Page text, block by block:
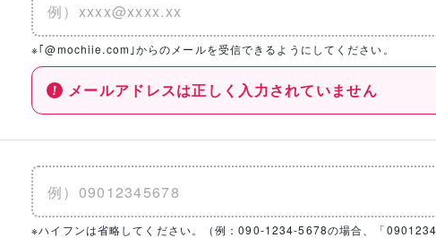
※｢@mochiie.com｣からのメールを受信できるようにしてください。
メールアドレスは正しく入力されていません
※ハイフンは省略してください。（例：090-1234-5678の場合、「